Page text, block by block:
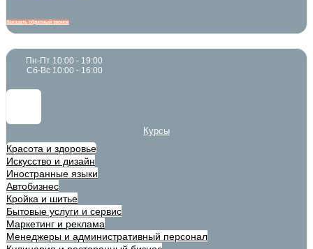
Заказать обратный звонок
Пн-Пт 10:00 - 19:00
Сб-Вс 10:00 - 16:00
Курсы
Красота и здоровье
Искусство и дизайн
Иностранные языки
Автобизнес
Кройка и шитье
Бытовые услуги и сервис
Маркетинг и реклама
Менеджеры и административный персонал